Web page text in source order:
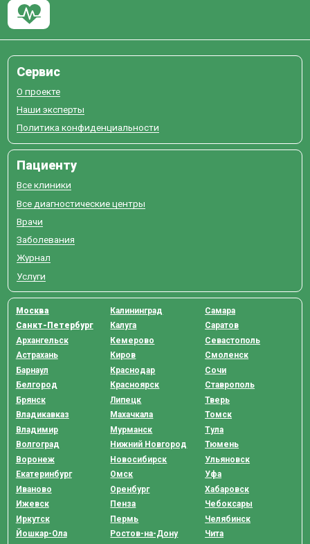
Сервис
О проекте
Наши эксперты
Политика конфиденциальности
Пациенту
Все клиники
Все диагностические центры
Врачи
Заболевания
Журнал
Услуги
Москва
Санкт-Петербург
Архангельск
Астрахань
Барнаул
Белгород
Брянск
Владикавказ
Владимир
Волгоград
Воронеж
Екатеринбург
Иваново
Ижевск
Иркутск
Йошкар-Ола
Калининград
Калуга
Кемерово
Киров
Краснодар
Красноярск
Липецк
Махачкала
Мурманск
Нижний Новгород
Новосибирск
Омск
Оренбург
Пенза
Пермь
Ростов-на-Дону
Самара
Саратов
Севастополь
Смоленск
Сочи
Ставрополь
Тверь
Томск
Тула
Тюмень
Ульяновск
Уфа
Хабаровск
Чебоксары
Челябинск
Чита